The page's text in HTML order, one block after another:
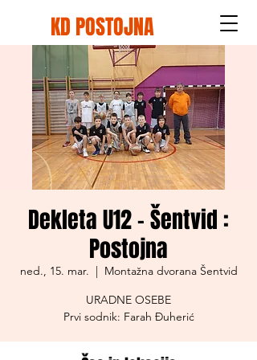
KD POSTOJNA
Dekleta U12 - Šentvid :
Postojna
ned., 15. mar.
  |
Montažna dvorana Šentvid
URADNE OSEBE
Prvi sodnik: Farah Đuherić